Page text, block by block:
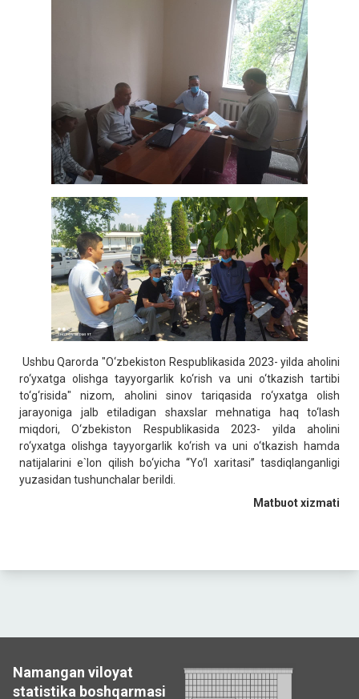
Ushbu Qarorda "O‘zbekiston Respublikasida 2023- yilda aholini
ro‘yxatga olishga tayyorgarlik ko‘rish va uni o‘tkazish tartibi
to‘g‘risida" nizom, aholini sinov tariqasida ro‘yxatga olish
jarayoniga jalb etiladigan shaxslar mehnatiga haq to‘lash
miqdori, O‘zbekiston Respublikasida 2023- yilda aholini
ro‘yxatga olishga tayyorgarlik ko‘rish va uni o‘tkazish hamda
natijalarini e`lon qilish bo‘yicha “Yo‘l xaritasi” tasdiqlanganligi
yuzasidan tushunchalar berildi.
Matbuot xizmati
Namangan viloyat
statistika boshqarmasi